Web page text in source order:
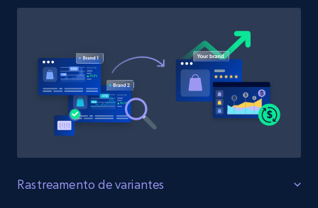
Target - Discover products by specified
UPC
URL, Product id, Title, Product description,
Rating, Reviews count, Initial price, Discount,
and more.
Rastreamento de variantes